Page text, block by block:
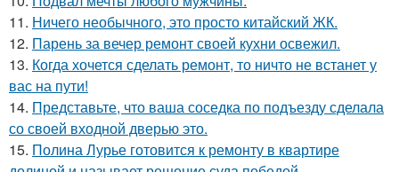
11. Ничего необычного, это просто китайский ЖК.
12. Парень за вечер ремонт своей кухни освежил.
13. Когда хочется сделать ремонт, то ничто не встанет у
вас на пути!
14. Представьте, что ваша соседка по подъезду сделала
со своей входной дверью это.
15. Полина Лурье готовится к ремонту в квартире